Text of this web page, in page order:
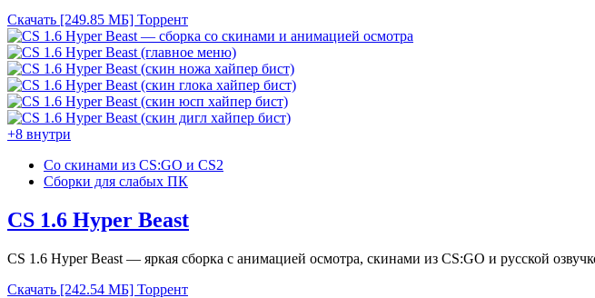
Скачать [249.85 МБ] Торрент
+8 внутри
Со скинами из CS:GO и CS2
Сборки для слабых ПК
CS 1.6 Hyper Beast
CS 1.6 Hyper Beast — яркая сборка с анимацией осмотра, скинами из CS:GO и русской
Скачать [242.54 МБ] Торрент